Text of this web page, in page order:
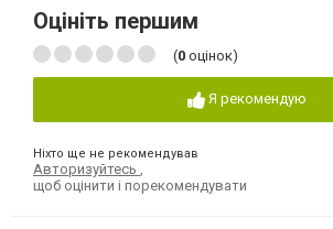
Оцініть першим
(0 оцінок)
Я рекомендую
Ніхто ще не рекомендував
Авторизуйтесь
щоб оцінити і порекомендувати